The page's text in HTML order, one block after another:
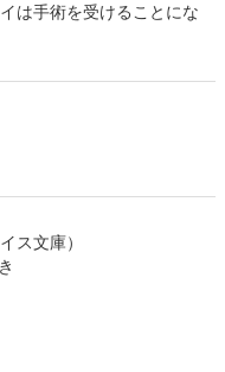
は手術を受けることにな
ス文庫）